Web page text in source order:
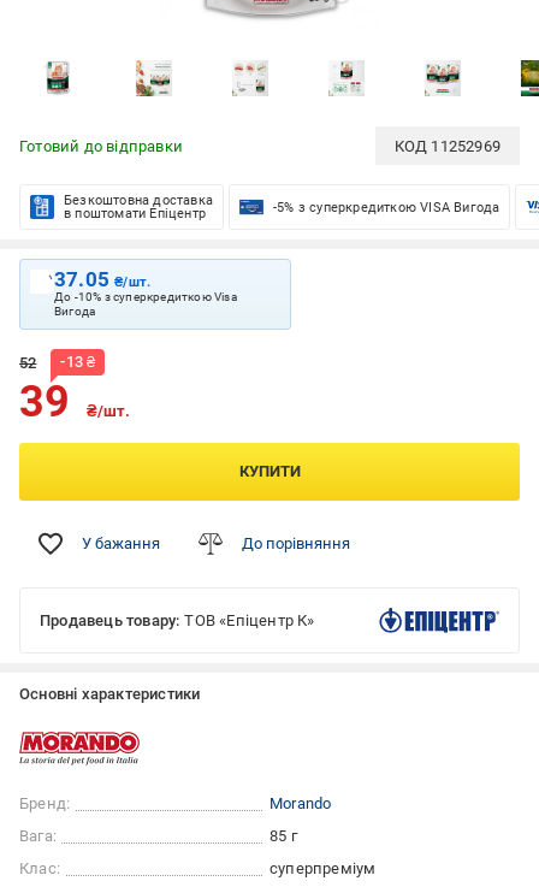
Готовий до відправки КОД 11252969
Безкоштовна доставка
в поштомати Епіцентр
-5% з суперкредиткою VISA Вигода
37.05₴/шт.
До -10% з суперкредиткою Visa
Вигода
52 -13 ₴
39 ₴/шт.
КУПИТИ
У бажання До порівняння
Продавець товару: ТОВ «Епіцентр К»
Основні характеристики
Бренд:
Morando
Вага:
85 г
Клас:
суперпреміум